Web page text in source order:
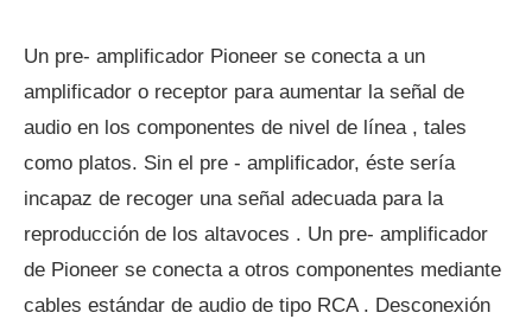
Un pre- amplificador Pioneer se conecta a un
amplificador o receptor para aumentar la señal de
audio en los componentes de nivel de línea , tales
como platos. Sin el pre - amplificador, éste sería
incapaz de recoger una señal adecuada para la
reproducción de los altavoces . Un pre- amplificador
de Pioneer se conecta a otros componentes mediante
cables estándar de audio de tipo RCA . Desconexión